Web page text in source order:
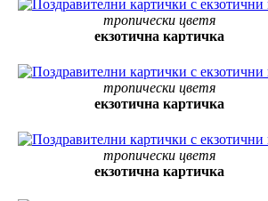
тропически цветя
екзотична картичка
тропически цветя
екзотична картичка
тропически цветя
екзотична картичка